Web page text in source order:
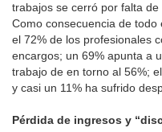
trabajos se cerró por falta de
Como consecuencia de todo
el 72% de los profesionales
encargos; un 69% apunta a
trabajo de en torno al 56%;
y casi un 11% ha sufrido
Pérdida de ingresos y